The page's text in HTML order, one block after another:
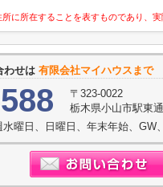
に所在することを表すものであり、実
わせは 有限会社マイハウスまで
〒323-0022
栃木県小山市駅東
曜日、日曜日、年末年始、GW